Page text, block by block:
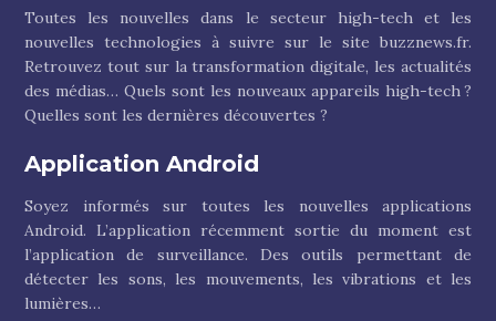
Toutes les nouvelles dans le secteur high-tech et les
nouvelles technologies à suivre sur le site buzznews.fr.
Retrouvez tout sur la transformation digitale, les actualités
des médias… Quels sont les nouveaux appareils high-tech ?
Quelles sont les dernières découvertes ?
Application Android
Soyez informés sur toutes les nouvelles applications
Android. L’application récemment sortie du moment est
l’application de surveillance. Des outils permettant de
détecter les sons, les mouvements, les vibrations et les
lumières…